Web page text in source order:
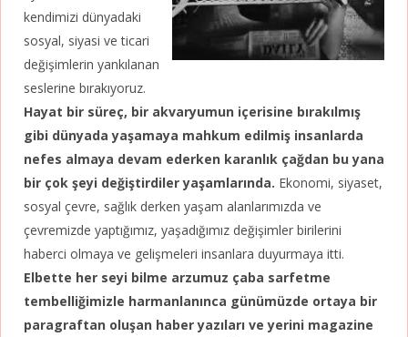
kendimizi dünyadaki
sosyal, siyasi ve ticari
değişimlerin yankılanan
seslerine bırakıyoruz.
Hayat bir süreç, bir akvaryumun içerisine bırakılmış
gibi dünyada yaşamaya mahkum edilmiş insanlarda
nefes almaya devam ederken karanlık çağdan bu yana
bir çok şeyi değiştirdiler yaşamlarında. Ekonomi, siyaset,
sosyal çevre, sağlık derken yaşam alanlarımızda ve
çevremizde yaptığımız, yaşadığımız değişimler birilerini
haberci olmaya ve gelişmeleri insanlara duyurmaya itti.
Elbette her seyi bilme arzumuz çaba sarfetme
tembelliğimizle harmanlanınca günümüzde ortaya bir
paragraftan oluşan haber yazıları ve yerini magazine